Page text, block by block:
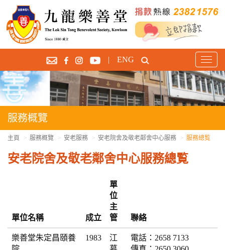
T
o
g
g
l
a
n
| ENG
服務概覽
主頁 服務概覽 安老服務 安老院舍及敬老鄰舍中心服務 服務總覧
安老院舍及敬老鄰舍中心服務總覧
單位名稱 成立
單
位
主
管
聯絡
樂善堂朱定昌頤養
1983
江
電話：2658 7133